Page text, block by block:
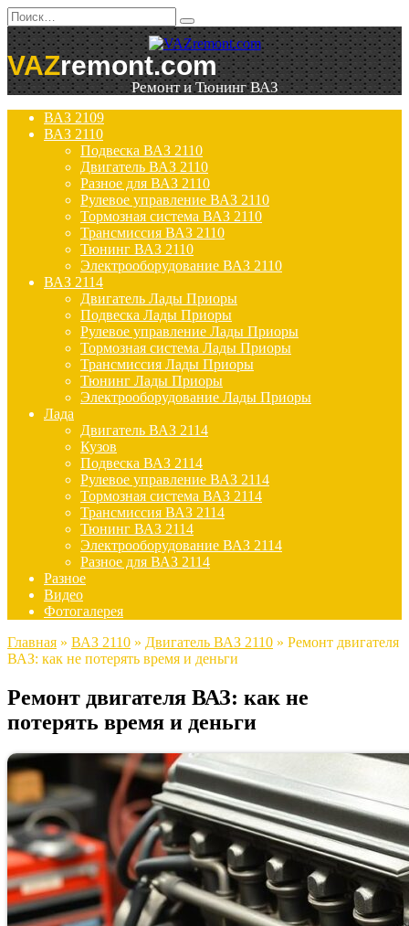
Перейти
к
содержанию
Search
for:
VAZremont.com
Ремонт и Тюнинг ВАЗ
ВАЗ 2109
ВАЗ 2110
Подвеска ВАЗ 2110
Двигатель ВАЗ 2110
Разное для ВАЗ 2110
Рулевое управление ВАЗ 2110
Тормозная система ВАЗ 2110
Трансмиссия ВАЗ 2110
Тюнинг ВАЗ 2110
Электрооборудование ВАЗ 2110
ВАЗ 2114
Двигатель Лады Приоры
Подвеска Лады Приоры
Рулевое управление Лады Приоры
Тормозная система Лады Приоры
Трансмиссия Лады Приоры
Тюнинг Лады Приоры
Электрооборудование Лады Приоры
Лада
Двигатель ВАЗ 2114
Кузов
Подвеска ВАЗ 2114
Рулевое управление ВАЗ 2114
Тормозная система ВАЗ 2114
Трансмиссия ВАЗ 2114
Тюнинг ВАЗ 2114
Электрооборудование ВАЗ 2114
Разное для ВАЗ 2114
Разное
Видео
Фотогалерея
Главная » ВАЗ 2110 » Двигатель ВАЗ 2110 » Ремонт двигателя
ВАЗ: как не потерять время и деньги
Ремонт двигателя ВАЗ: как не
потерять время и деньги